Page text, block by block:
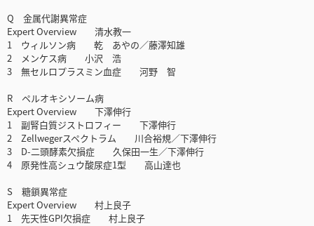
Q 金属代謝異常症
Expert Overview 清水教一
1 ウィルソン病 乾 あやの／藤澤知雄
2 メンケス病 小沢 浩
3 無セルロプラスミン血症 河野 智
R ペルオキシソーム病
Expert Overview 下澤伸行
1 副腎白質ジストロフィー 下澤伸行
2 Zellwegerスペクトラム 川合裕規／下澤伸行
3 D-二頭酵素欠損症 久保田一生／下澤伸行
4 原発性高シュウ酸尿症1型 高山達也
S 糖鎖異常症
Expert Overview 村上良子
1 先天性GPI欠損症 村上良子